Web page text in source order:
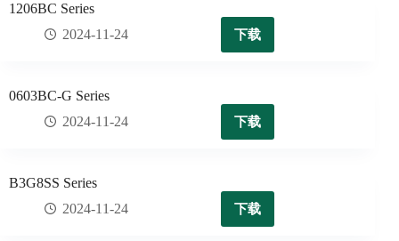
1206BC Series
2024-11-24
下载
0603BC-G Series
2024-11-24
下载
B3G8SS Series
2024-11-24
下载